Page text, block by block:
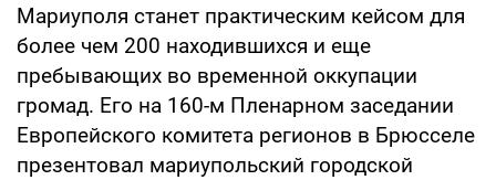
Мариуполя станет практическим кейсом для
более чем 200 находившихся и еще
пребывающих во временной оккупации
громад. Его на 160-м Пленарном заседании
Европейского комитета регионов в Брюсселе
презентовал мариупольский городской